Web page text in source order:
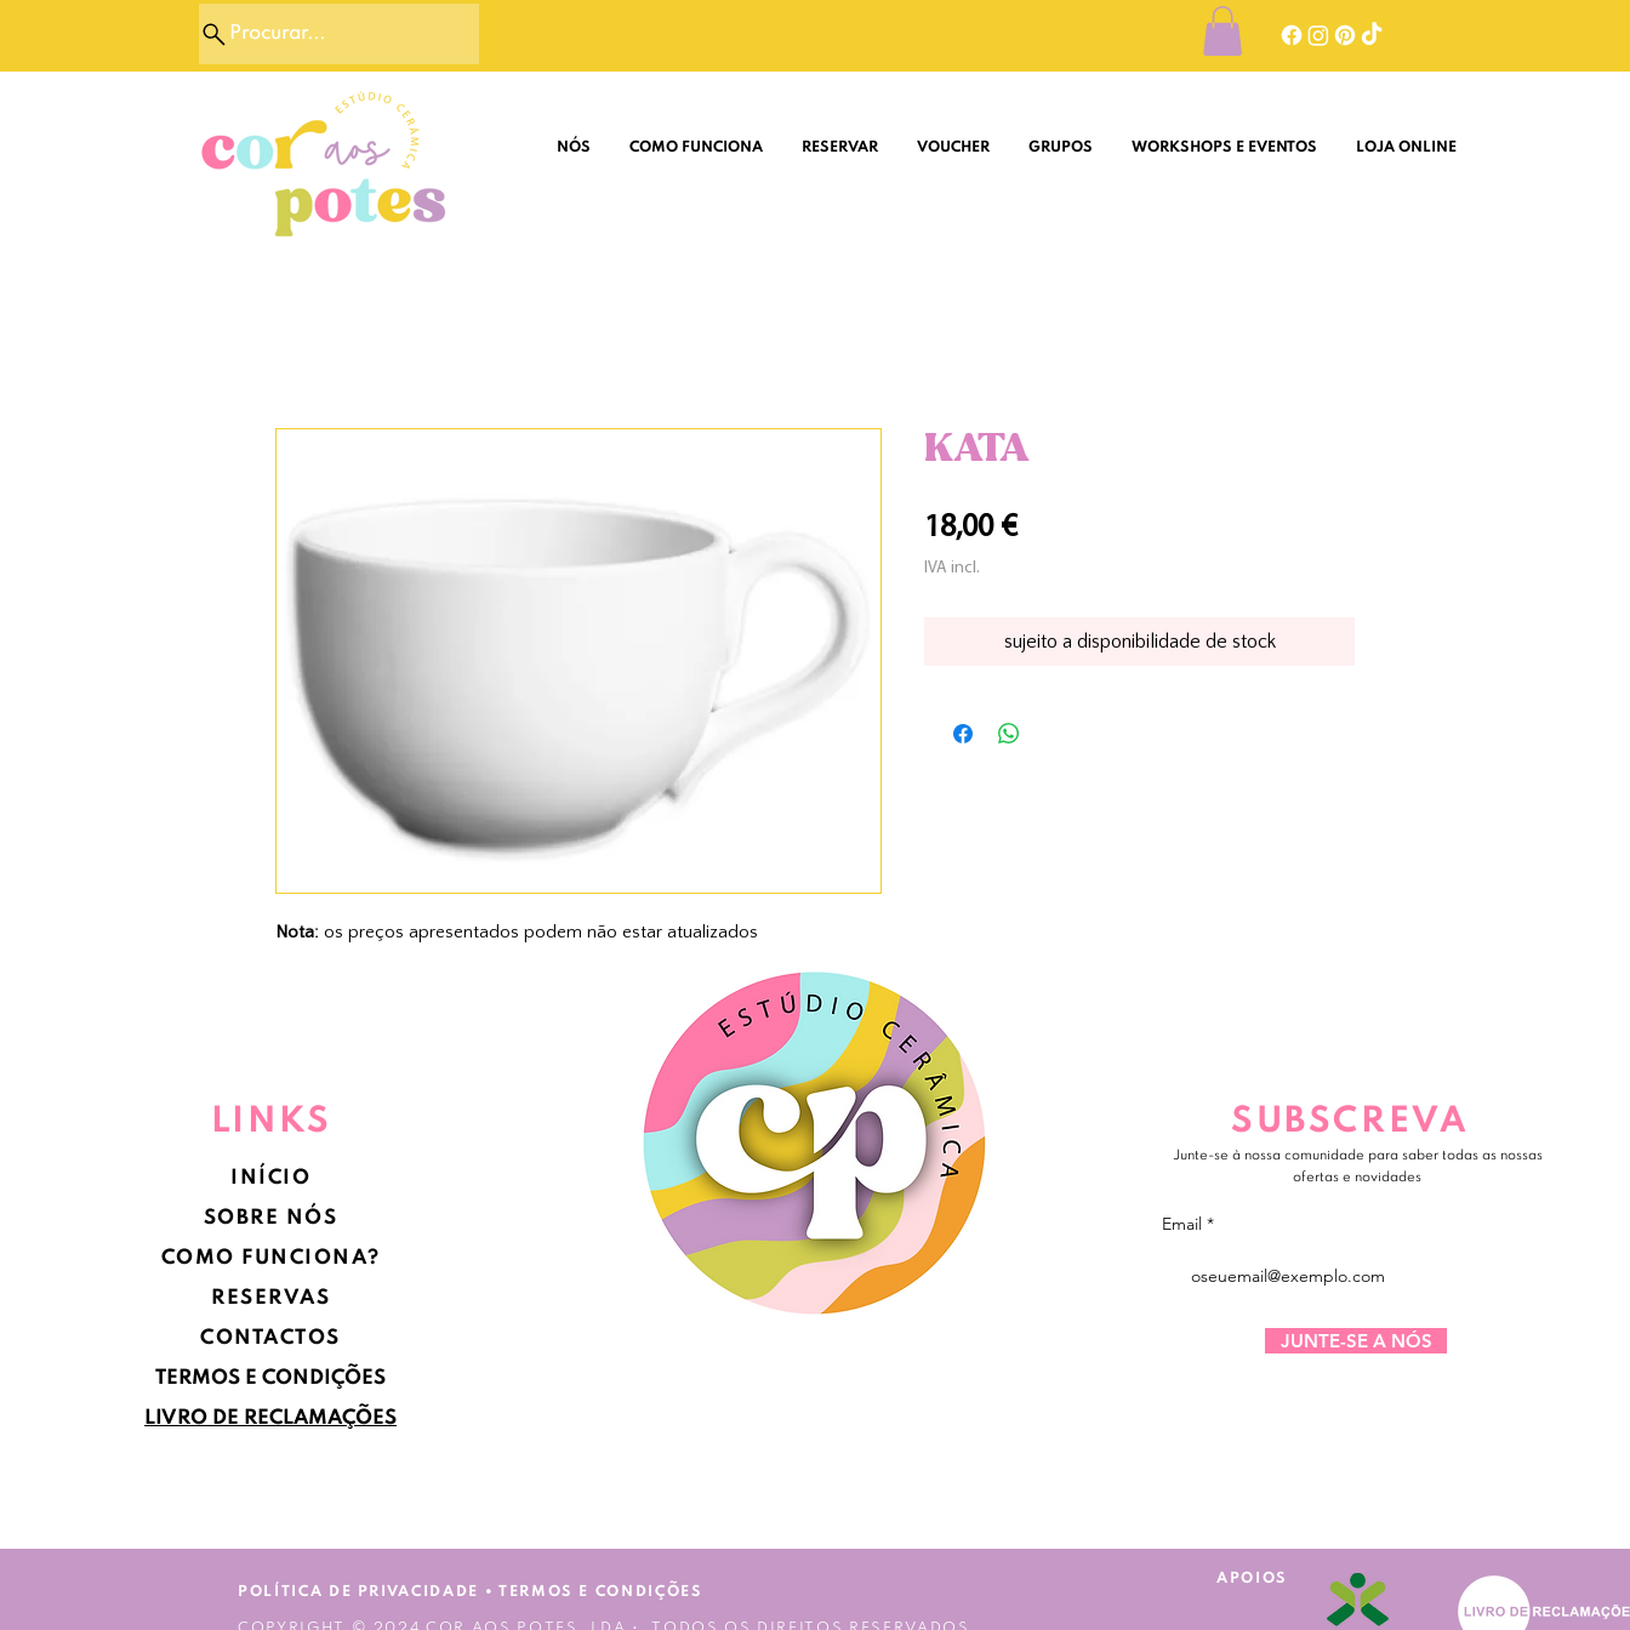
Procurar...
NÓS COMO FUNCIONA RESERVAR VOUCHER GRUPOS WORKSHOPS E EVENTOS LOJA ONLINE
Nota: os preços apresentados podem não estar atualizados
KATA
18,00 €Preço
IVA incl.
sujeito a disponibilidade de stock
LINKS
INÍCIO
SOBRE NÓS
COMO FUNCIONA?
RESERVAS
CONTACTOS
TERMOS E CONDIÇÕES
LIVRO DE RECLAMAÇÕES
SUBSCREVA
Junte-se à nossa comunidade para saber todas as nossas
ofertas e novidades
Email
JUNTE-SE A NÓS
POLÍTICA DE PRIVACIDADE • TERMOS E CONDIÇÕES
APOIOS